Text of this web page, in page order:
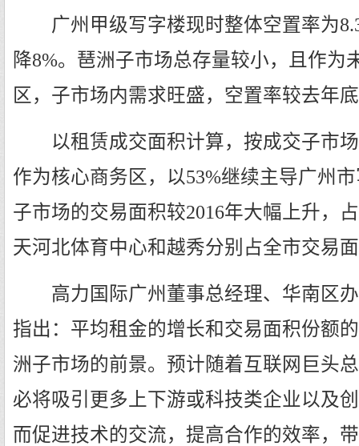
广州甲级写字楼现时整体空置率为
降8%。琶洲子市场总存量较小，且作为
区，子市场内需求旺盛，空置率较去年
以租赁成交面积计算，按成交子市场
作为核心商务区，以53%继续主导广州
子市场的交易面积较2016年大幅上升，
天河北体育中心和越秀分别占全市交易
高力国际广州董事总经理、华南区办
指出：平均租金的增长和交易面积份额
洲子市场的前景。预计随着互联网巨头
必将吸引更多上下游或科技类企业以及
而促进技术的交流，提高合作的效率，